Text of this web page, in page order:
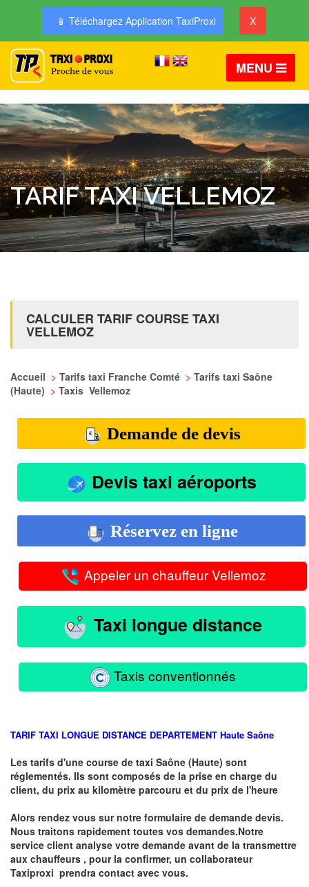
📱 Téléchargez Application TaxiProxi X
MENU
TARIF TAXI VELLEMOZ
CALCULER TARIF COURSE TAXI
VELLEMOZ
Accueil > Tarifs taxi Franche Comté > Tarifs taxi Saône
(Haute) > Taxis Vellemoz
Demande de devis
Devis taxi aéroports
Réservez en ligne
Appeler un chauffeur Vellemoz
Taxi longue distance
Taxis conventionnés
TARIF TAXI LONGUE DISTANCE DEPARTEMENT Haute Saône
Les tarifs d'une course de taxi Saône (Haute) sont
réglementés. Ils sont composés de la prise en charge du
client, du prix au kilomètre parcouru et du prix de l'heure
Alors rendez vous sur notre formulaire de demande devis.
Nous traitons rapidement toutes vos demandes.Notre
service client analyse votre demande avant de la transmettre
aux chauffeurs , pour la confirmer, un collaborateur
Taxiproxi prendra contact avec vous.